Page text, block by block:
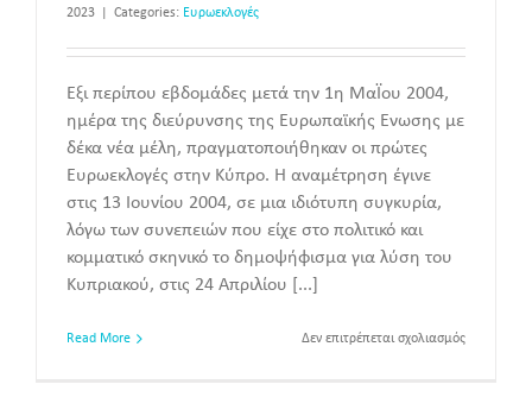
2023
Categories: Ευρωεκλογές
Έξι περίπου εβδομάδες μετά την 1η Μαΐου 2004,
ημέρα της διεύρυνσης της Ευρωπαϊκής Ένωσης με
δέκα νέα μέλη, πραγματοποιήθηκαν οι πρώτες
Ευρωεκλογές στην Κύπρο. Η αναμέτρηση έγινε
στις 13 Ιουνίου 2004, σε μια ιδιότυπη συγκυρία,
λόγω των συνεπειών που είχε στο πολιτικό και
κομματικό σκηνικό το δημοψήφισμα για λύση του
Κυπριακού, στις 24 Απριλίου [...]
Read More Δεν επιτρέπεται σχολιασμόςστο